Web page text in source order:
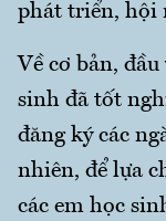
phát triển, hội
Về cơ bản,
sinh đã tốt
đăng ký các
nhiên, để lựa
các em học